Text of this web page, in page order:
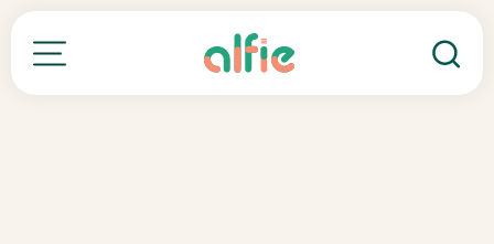
Toutes nos formations